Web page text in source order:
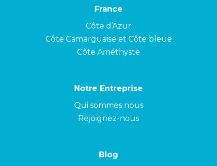
France
Côte d’Azur
Côte Camarguaise et Côte bleue
Côte Améthyste
Notre Entreprise
Qui sommes nous
Rejoignez-nous
Blog